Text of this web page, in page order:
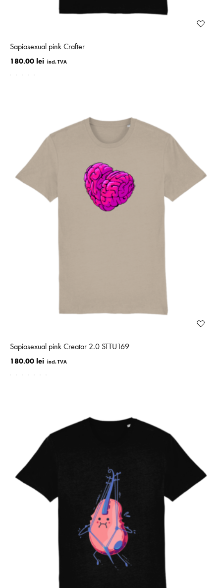
Sapiosexual pink Crafter
180.00 lei
Sapiosexual pink Creator 2.0 STTU169
180.00 lei